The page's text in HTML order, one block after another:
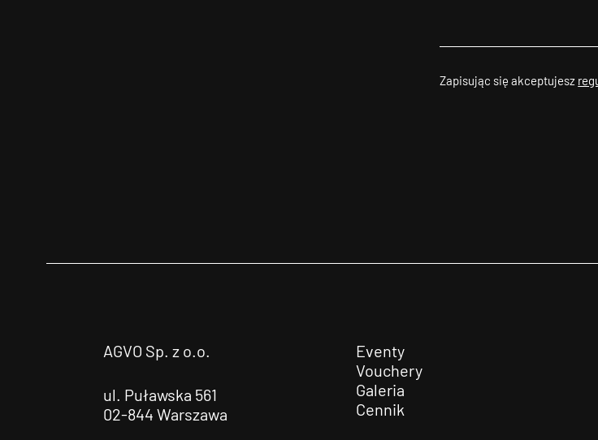
Zapisując się akceptujesz
AGVO Sp. z o.o.
ul. Puławska 561
02-844 Warszawa
Eventy
Vouchery
Galeria
Cennik